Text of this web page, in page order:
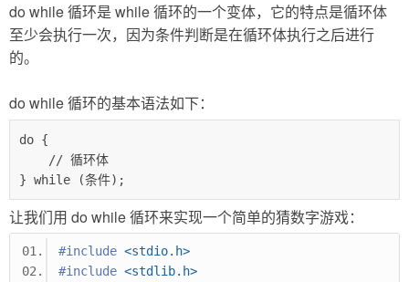
do while 循环是 while 循环的一个变体，它的特点是循环体
至少会执行一次，因为条件判断是在循环体执行之后进行
的。
do while 循环的基本语法如下：
do {
} while (条件);
让我们用 do while 循环来实现一个简单的猜数字游戏：
#include <stdio.h>
#include <stdlib.h>